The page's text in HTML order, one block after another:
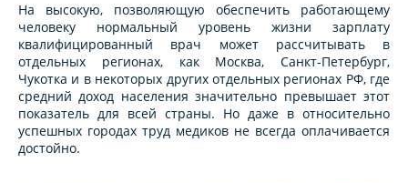
На высокую, позволяющую обеспечить работающему
человеку нормальный уровень жизни зарплату
квалифицированный врач может рассчитывать в
отдельных регионах, как Москва, Санкт-Петербург,
Чукотка и в некоторых других отдельных регионах РФ, где
средний доход населения значительно превышает этот
показатель для всей страны. Но даже в относительно
успешных городах труд медиков не всегда оплачивается
достойно.